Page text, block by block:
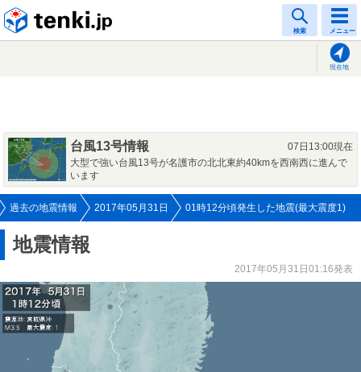
検索 メニュー
現在地
台風13号情報
07日13:00現在
大型で強い台風13号が名護市の北北東約40kmを西南西に進んで
います
過去の地震情報 2017年05月31日 01時12分頃発生した地震(最大震度1)
地震情報
2017年05月31日01:16発表